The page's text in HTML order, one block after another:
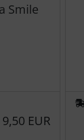
Smile
9,50 EUR